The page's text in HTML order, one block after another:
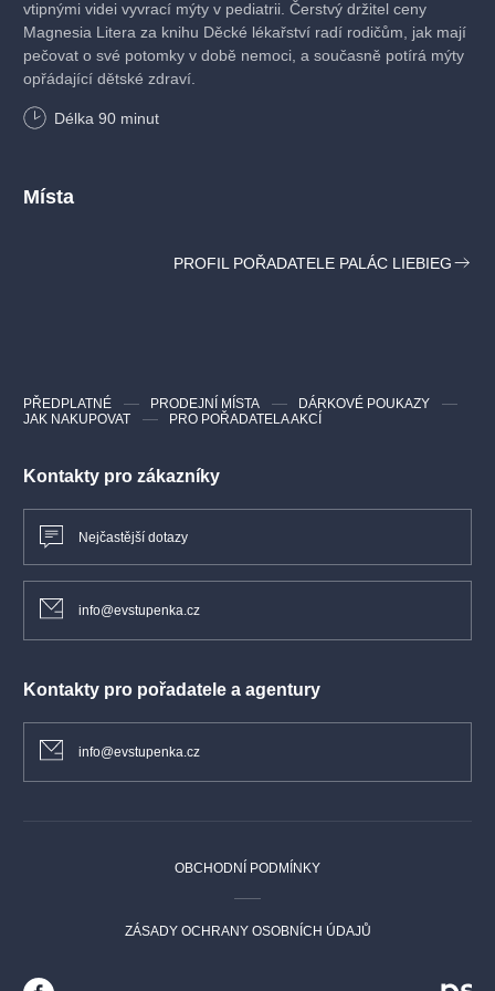
vtipnými videi vyvrací mýty v pediatrii. Čerstvý držitel ceny
Magnesia Litera za knihu Děcké lékařství radí rodičům, jak mají
pečovat o své potomky v době nemoci, a současně potírá mýty
opřádající dětské zdraví.
Délka 90 minut
Místa
PROFIL POŘADATELE PALÁC LIEBIEG
Kontakty pro zákazníky
Nejčastější dotazy
info@evstupenka.cz
Kontakty pro pořadatele a agentury
info@evstupenka.cz
PŘEDPLATNÉ PRODEJNÍ MÍSTA
DÁRKOVÉ POUKAZY
JAK NAKUPOVAT
PRO POŘADATELA AKCÍ
OBCHODNÍ PODMÍNKY
ZÁSADY OCHRANY OSOBNÍCH ÚDAJŮ